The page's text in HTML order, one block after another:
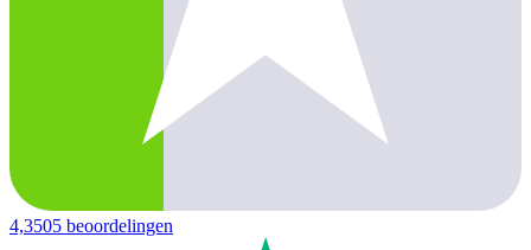
4,3505 beoordelingen